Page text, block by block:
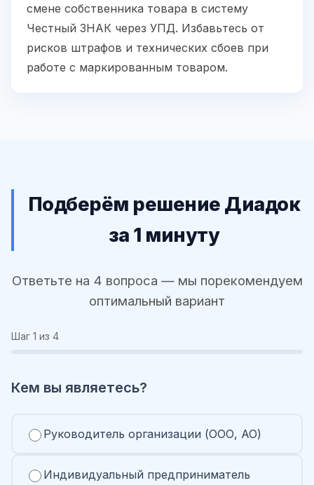
смене собственника товара в систему
Честный ЗНАК через УПД. Избавьтесь от
рисков штрафов и технических сбоев при
работе с маркированным товаром.
Подберём решение Диадок
за 1 минуту
Ответьте на 4 вопроса — мы порекомендуем
оптимальный вариант
Шаг 1 из 4
Кем вы являетесь?
Руководитель организации (ООО, АО)
Индивидуальный предприниматель